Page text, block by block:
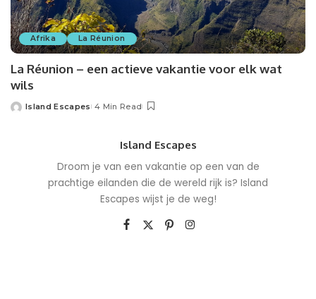
Afrika La Réunion
La Réunion – een actieve vakantie voor elk wat
wils
Posted
Island Escapes 4 Min Read
Island Escapes
Droom je van een vakantie op een van de
prachtige eilanden die de wereld rijk is? Island
Escapes wijst je de weg!